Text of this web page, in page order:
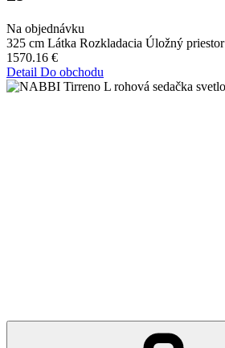
Na objednávku
325 cm Látka Rozkladacia Úložný priestor
1570.16 €
Detail Do obchodu